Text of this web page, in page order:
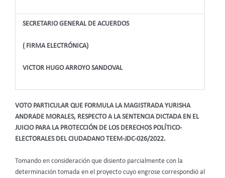
SECRETARIO GENERAL DE ACUERDOS
( FIRMA ELECTRÓNICA)
VICTOR HUGO ARROYO SANDOVAL
VOTO PARTICULAR QUE FORMULA LA MAGISTRADA YURISHA
ANDRADE MORALES, RESPECTO A LA SENTENCIA DICTADA EN EL
JUICIO PARA LA PROTECCIÓN DE LOS DERECHOS POLÍTICO-
ELECTORALES DEL CIUDADANO TEEM-JDC-026/2022.
Tomando en consideración que disiento parcialmente con la
determinación tomada en el proyecto cuyo engrose correspondió al